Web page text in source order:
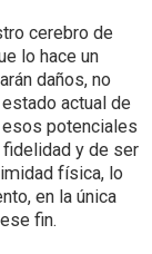
cerebro de
lo hace un
daños, no
actual de
esos potenciales
y de ser
física, lo
en la única
fin.